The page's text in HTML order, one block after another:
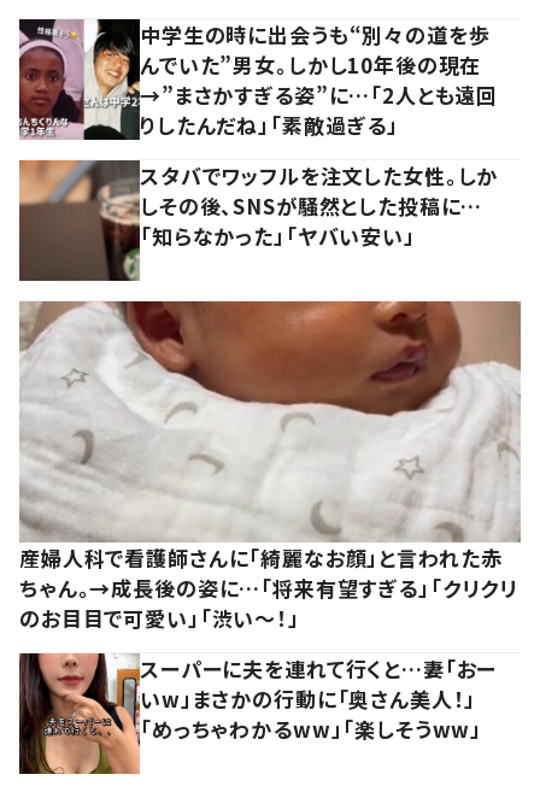
中学生の時に出会うも“別々の道を歩
んでいた”男女。しかし10年後の現在
→”まさかすぎる姿”に…「2人とも遠回
りしたんだね」「素敵過ぎる」
スタバでワッフルを注文した女性。しか
しその後、SNSが騒然とした投稿に…
「知らなかった」「ヤバい安い」
産婦人科で看護師さんに「綺麗なお顔」と言われた赤
ちゃん。→成長後の姿に…「将来有望すぎる」「クリクリ
のお目目で可愛い」「渋い～！」
スーパーに夫を連れて行くと…妻「おー
いw」まさかの行動に「奥さん美人！」
「めっちゃわかるww」「楽しそうww」